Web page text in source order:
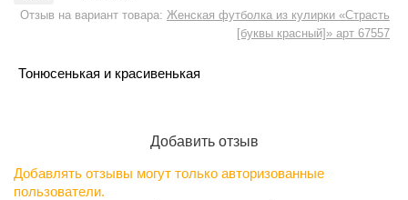
Отзыв на вариант товара: Женская футболка из кулирки «Страсть
[буквы красный]» арт 67557
Тонюсенькая и красивенькая
Добавить отзыв
Добавлять отзывы могут только авторизованные
пользователи.